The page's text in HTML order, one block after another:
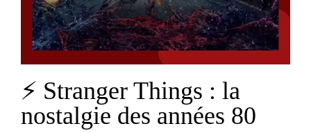
⚡ Stranger Things : la
nostalgie des années 80